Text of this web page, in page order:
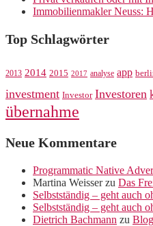
Immobilienmakler Neuss:
Top Schlagwörter
2013 2014 2015 2017 analyse app
investment Investor Investoren
übernahme
Neue Kommentare
Programmatic Native
Martina Weisserzu Das
Selbstständig – geht auch
Selbstständig – geht auch
Dietrich Bachmann zu